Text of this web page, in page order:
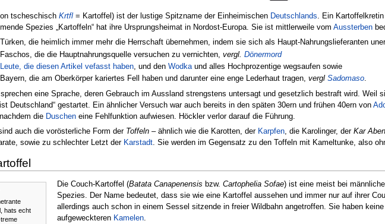
tscheschisch Krtfl = Kartoffel) ist der lustige Spitzname der Einheimischen Deutschlands. Ein
Spezies „Kartoffeln“ hat ihre Ursprungsheimat in Nordost-Europa. Sie ist mittlerweile vom Aussterben
die heimlich immer mehr die Herrschaft übernehmen, indem sie sich als Haupt-Nahrungslieferanten
die die Hauptnahrungsquelle versuchen zu vernichten,vergl.Dönermord
die diesen Artikel vefasst haben, und denWodkaund alles Hochprozentige wegsaufen sowie
die am Oberkörper kariertes Fell haben und darunter eine enge Lederhaut tragen,verglSadomaso.
eine Sprache, deren Gebrauch im Aussland strengstens untersagt und gesetzlich bestraft wird. Weil
Deutschland“ gestartet. Ein ähnlicher Versuch war auch bereits in den späten 30ern und frühen 40ern von
die Duschen eine Fehlfunktion aufwiesen. Höckler verlor darauf die Führung.
auch die vorösterliche Form der Toffeln – ähnlich wie die Karotten, der Karpfen, die Karolinger, der Kar
sowie zu schlechter Letzt der Karstadt. Sie werden im Gegensatz zu den Toffeln mit Kameltunke, also
hats echt
Die Couch-Kartoffel (Batata Canapenensis bzw. Cartophelia Sofae) ist eine meist bei
Spezies. Der Name bedeutet, dass sie wie eine Kartoffel aussehen und immer nur auf ihrer
allerdings auch schon in einem Sessel sitzende in freier Wildbahn angetroffen. Sie haben
aufgeweckteren Kamelen.